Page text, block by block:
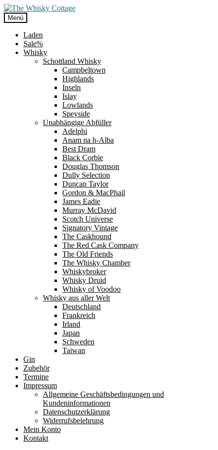
Zur
Navigation
springen
Zum
Inhalt
springen
Menü
Laden
Sale%
Whisky
Schottland Whisky
Campbeltown
Highlands
Inseln
Islay
Lowlands
Speyside
Unabhängige Abfüller
Adelphi
Anam na h-Alba
Best Dram
Black Corbie
Douglas Thomson
Dully Selection
Duncan Taylor
Gordon & MacPhail
James Eadie
Murray McDavid
Scotch Universe
Signatory Vintage
The Caskhound
The Red Cask Company
The Old Friends
The Whisky Chamber
Whiskybroker
Whisky Druid
Whisky of Voodoo
Whisky aus aller Welt
Deutschland
Frankreich
Irland
Japan
Schweden
Taiwan
Gin
Zubehör
Termine
Impressum
Allgemeine Geschäftsbedingungen und
Kundeninformationen
Datenschutzerklärung
Widerrufsbelehrung
Mein Konto
Kontakt